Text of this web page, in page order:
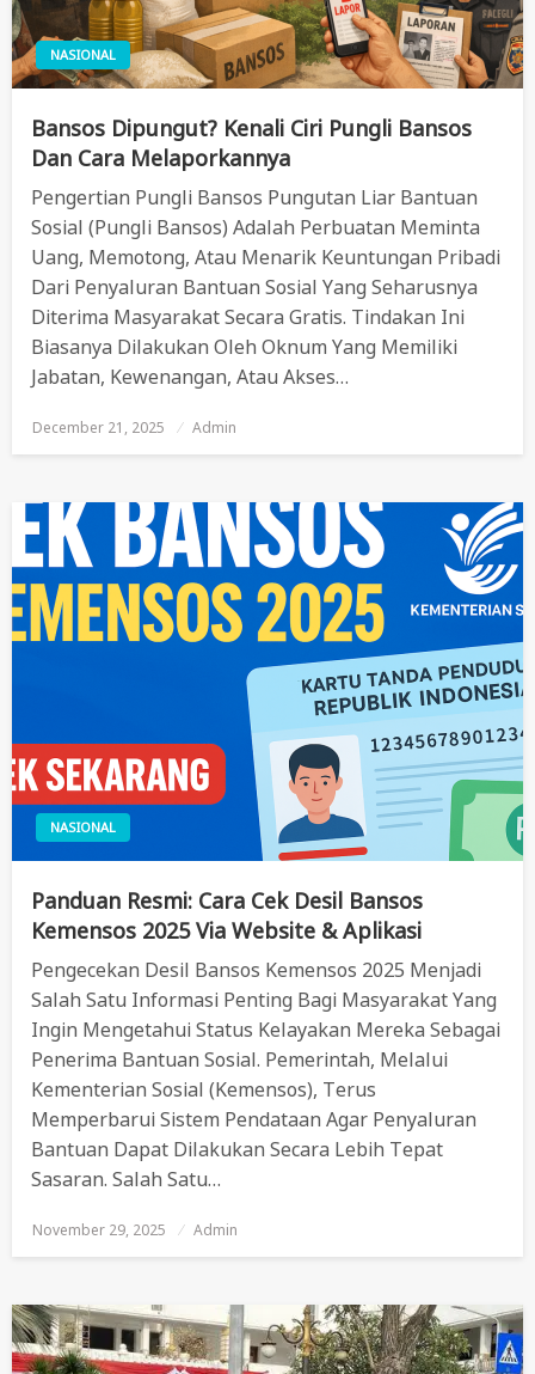
NASIONAL
Bansos Dipungut? Kenali Ciri Pungli Bansos
Dan Cara Melaporkannya
Pengertian Pungli Bansos Pungutan Liar Bantuan
Sosial (pungli Bansos) Adalah Perbuatan Meminta
Uang, Memotong, Atau Menarik Keuntungan Pribadi
Dari Penyaluran Bantuan Sosial Yang Seharusnya
Diterima Masyarakat Secara Gratis. Tindakan Ini
Biasanya Dilakukan Oleh Oknum Yang Memiliki
Jabatan, Kewenangan, Atau Akses…
Posted
December 21, 2025 Admin
NASIONAL
Panduan Resmi: Cara Cek Desil Bansos
Kemensos 2025 Via Website & Aplikasi
Pengecekan Desil Bansos Kemensos 2025 Menjadi
Salah Satu Informasi Penting Bagi Masyarakat Yang
Ingin Mengetahui Status Kelayakan Mereka Sebagai
Penerima Bantuan Sosial. Pemerintah, Melalui
Kementerian Sosial (Kemensos), Terus
Memperbarui Sistem Pendataan Agar Penyaluran
Bantuan Dapat Dilakukan Secara Lebih Tepat
Sasaran. Salah Satu…
Posted
November 29, 2025 Admin